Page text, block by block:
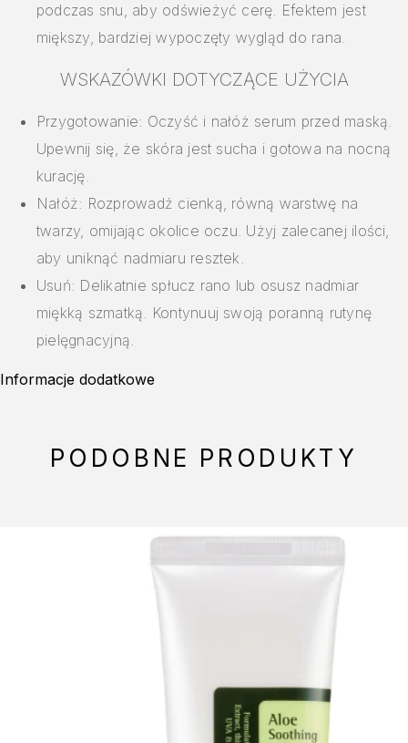
podczas snu, aby odświeżyć cerę. Efektem jest
miększy, bardziej wypoczęty wygląd do rana.
WSKAZÓWKI DOTYCZĄCE UŻYCIA
Przygotowanie: Oczyść i nałóż serum przed maską.
Upewnij się, że skóra jest sucha i gotowa na nocną
kurację.
Nałóż: Rozprowadź cienką, równą warstwę na
twarzy, omijając okolice oczu. Użyj zalecanej ilości,
aby uniknąć nadmiaru resztek.
Usuń: Delikatnie spłucz rano lub osusz nadmiar
miękką szmatką. Kontynuuj swoją poranną rutynę
pielęgnacyjną.
Informacje dodatkowe
PODOBNE PRODUKTY